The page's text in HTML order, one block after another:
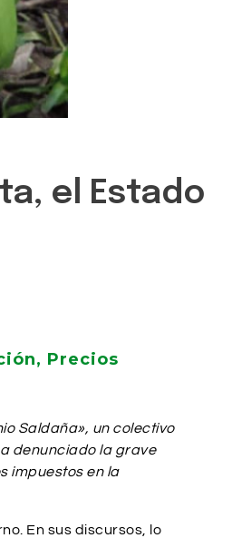
el Estado
Precios
Saldaña», un colectivo
denunciado la grave
impuestos en la
En sus discursos, lo